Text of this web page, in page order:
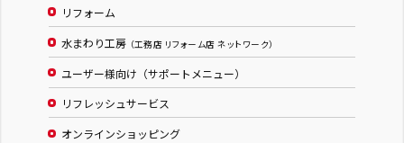
リフォーム
水まわり工房 （工務店 リフォーム店 ネットワーク）
ユーザー様向け（サポートメニュー）
リフレッシュサービス
オンラインショッピング